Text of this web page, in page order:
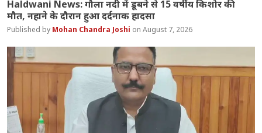
Haldwani News: गौला नदी में डूबने से 15 वर्षीय किशोर की
मौत, नहाने के दौरान हुआ दर्दनाक हादसा
Mohan Chandra Joshi August 7, 2026